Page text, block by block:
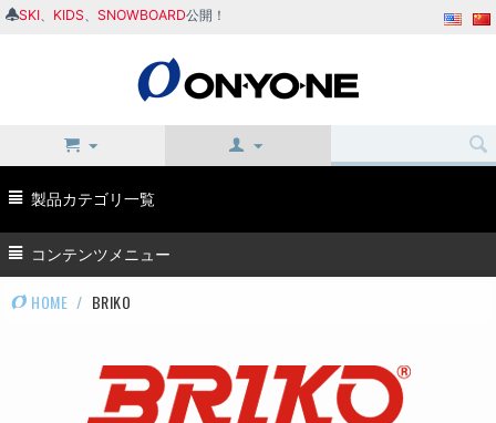
SKI KIDS SNOWBOARD公開！
製品カテゴリ一覧
コンテンツメニュー
HOME / BRIKO